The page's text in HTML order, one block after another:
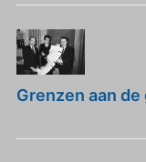
Grenzen aan